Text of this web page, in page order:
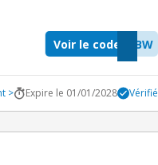
GBW
Voir le code
> Expire le 01/01/2028 Vérifié